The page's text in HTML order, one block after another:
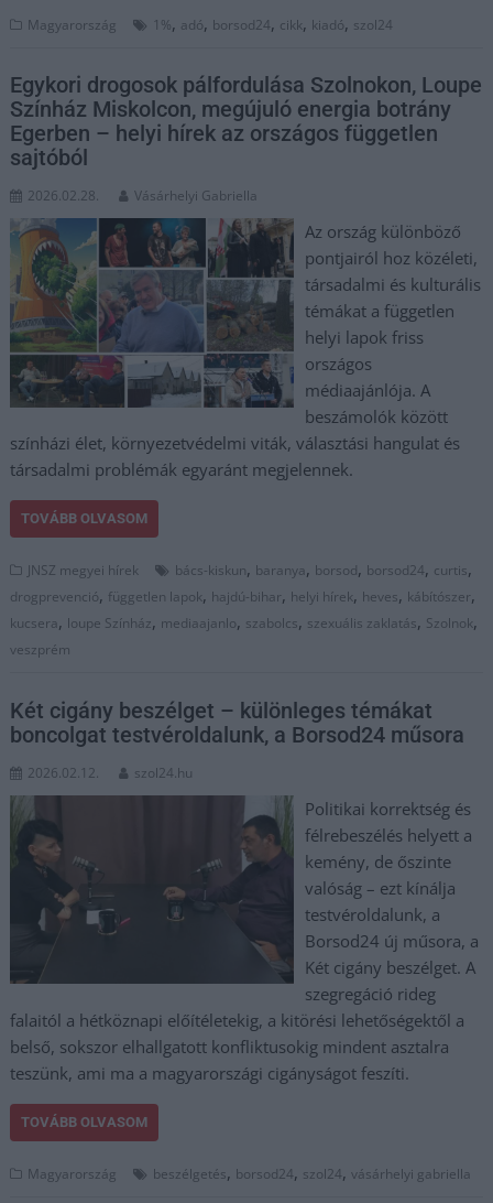
Magyarország 1%, adó, borsod24, cikk, kiadó, szol24
Egykori drogosok pálfordulása Szolnokon, Loupe
Színház Miskolcon, megújuló energia botrány
Egerben – helyi hírek az országos független
sajtóból
2026.02.28. Vásárhelyi Gabriella
Az ország különböző
pontjairól hoz közéleti,
társadalmi és kulturális
témákat a független
helyi lapok friss
országos
médiaajánlója. A
beszámolók között
színházi élet, környezetvédelmi viták, választási hangulat és
társadalmi problémák egyaránt megjelennek.
TOVÁBB OLVASOM
JNSZ megyei hírek bács-kiskun, baranya, borsod, borsod24, curtis,
drogprevenció, független lapok, hajdú-bihar, helyi hírek, heves, kábítószer,
kucsera, loupe Színház, mediaajanlo, szabolcs, szexuális zaklatás, Szolnok,
veszprém
Két cigány beszélget – különleges témákat
boncolgat testvéroldalunk, a Borsod24 műsora
2026.02.12. szol24.hu
Politikai korrektség és
félrebeszélés helyett a
kemény, de őszinte
valóság – ezt kínálja
testvéroldalunk, a
Borsod24 új műsora, a
Két cigány beszélget. A
szegregáció rideg
falaitól a hétköznapi előítéletekig, a kitörési lehetőségektől a
belső, sokszor elhallgatott konfliktusokig mindent asztalra
teszünk, ami ma a magyarországi cigányságot feszíti.
TOVÁBB OLVASOM
Magyarország beszélgetés, borsod24, szol24,vásárhelyi gabriella